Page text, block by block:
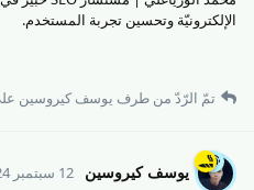
الإلكترونيّة وتحسين تجربة المستخدم.
تمّ الرّدّ من طرف يوسف كيروسين
يوسف كيروسين 12 سبتمبر 2024